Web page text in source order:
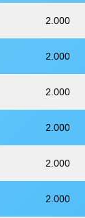
2.000
2.000
2.000
2.000
2.000
2.000